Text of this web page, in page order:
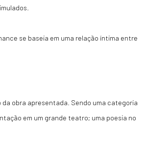
se baseia em uma relação íntima entre
obra apresentada. Sendo uma categoria
em um grande teatro; uma poesia no